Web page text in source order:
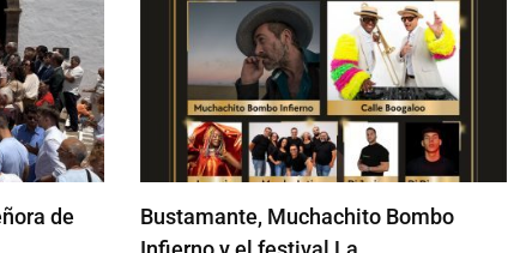
de
Bustamante, Muchachito Bombo